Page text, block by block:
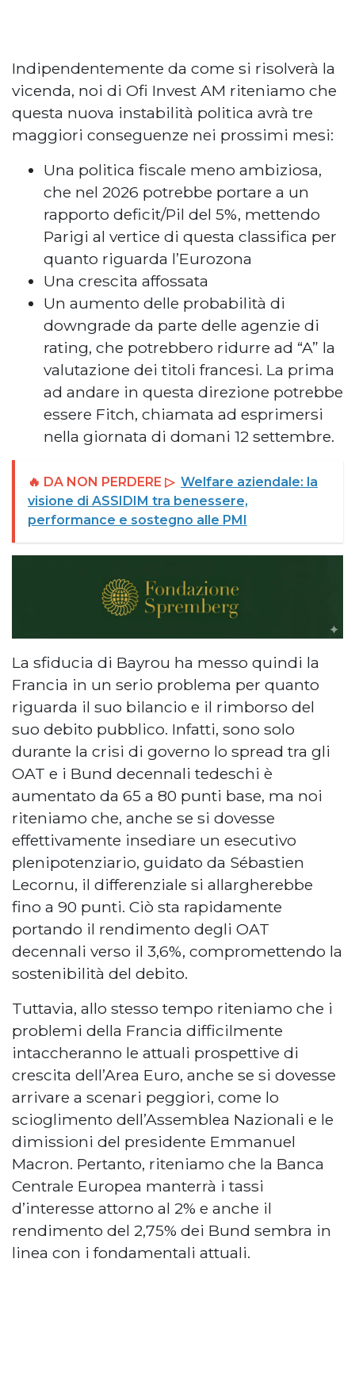
Indipendentemente da come si risolverà la
vicenda, noi di Ofi Invest AM riteniamo che
questa nuova instabilità politica avrà tre
maggiori conseguenze nei prossimi mesi:
Una politica fiscale meno ambiziosa,
che nel 2026 potrebbe portare a un
rapporto deficit/Pil del 5%, mettendo
Parigi al vertice di questa classifica per
quanto riguarda l’Eurozona
Una crescita affossata
Un aumento delle probabilità di
downgrade da parte delle agenzie di
rating, che potrebbero ridurre ad “A” la
valutazione dei titoli francesi. La prima
ad andare in questa direzione potrebbe
essere Fitch, chiamata ad esprimersi
nella giornata di domani 12 settembre.
🔥 DA NON PERDERE ▷ Welfare aziendale: la
visione di ASSIDIM tra benessere,
performance e sostegno alle PMI
La sfiducia di Bayrou ha messo quindi la
Francia in un serio problema per quanto
riguarda il suo bilancio e il rimborso del
suo debito pubblico. Infatti, sono solo
durante la crisi di governo lo spread tra gli
OAT e i Bund decennali tedeschi è
aumentato da 65 a 80 punti base, ma noi
riteniamo che, anche se si dovesse
effettivamente insediare un esecutivo
plenipotenziario, guidato da Sébastien
Lecornu, il differenziale si allargherebbe
fino a 90 punti. Ciò sta rapidamente
portando il rendimento degli OAT
decennali verso il 3,6%, compromettendo la
sostenibilità del debito.
Tuttavia, allo stesso tempo riteniamo che i
problemi della Francia difficilmente
intaccheranno le attuali prospettive di
crescita dell’Area Euro, anche se si dovesse
arrivare a scenari peggiori, come lo
scioglimento dell’Assemblea Nazionali e le
dimissioni del presidente Emmanuel
Macron. Pertanto, riteniamo che la Banca
Centrale Europea manterrà i tassi
d’interesse attorno al 2% e anche il
rendimento del 2,75% dei Bund sembra in
linea con i fondamentali attuali.